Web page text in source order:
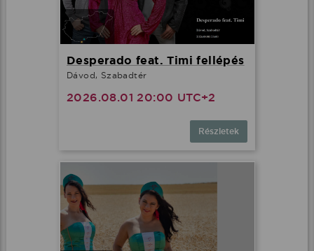
Desperado feat. Timi fellépés
Dávod, Szabadtér
2026.08.01 20:00 UTC+2
Részletek